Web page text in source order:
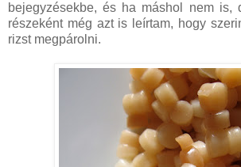
bejegyzésekbe, és ha máshol nem is,
részeként még azt is leírtam, hogy
rizst megpárolni.